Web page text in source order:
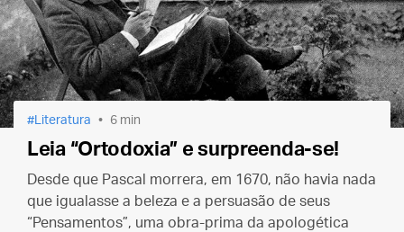
Literatura 6 min
Leia “Ortodoxia” e surpreenda-se!
Desde que Pascal morrera, em 1670, não havia nada
que igualasse a beleza e a persuasão de seus
“Pensamentos”, uma obra-prima da apologética